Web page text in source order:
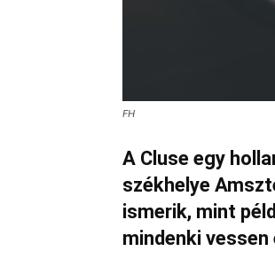
FH
A Cluse egy
székhelye
ismerik, mint
mindenki